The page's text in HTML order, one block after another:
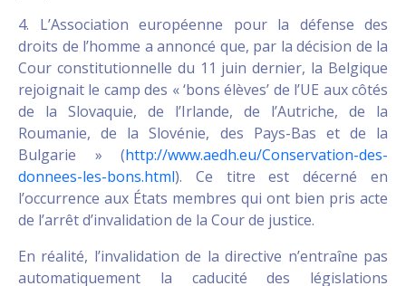
4. L’Association européenne pour la défense des
droits de l’homme a annoncé que, par la décision de la
Cour constitutionnelle du 11 juin dernier, la Belgique
rejoignait le camp des « ‘bons élèves’ de l’UE aux côtés
de la Slovaquie, de l’Irlande, de l’Autriche, de la
Roumanie, de la Slovénie, des Pays-Bas et de la
Bulgarie » (http://www.aedh.eu/Conservation-des-
donnees-les-bons.html). Ce titre est décerné en
l’occurrence aux États membres qui ont bien pris acte
de l’arrêt d’invalidation de la Cour de justice.
En réalité, l’invalidation de la directive n’entraîne pas
automatiquement la caducité des législations